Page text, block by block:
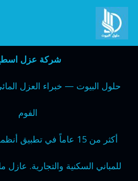
تخطي
المحتوى
شركة عزل
حلول البيوت — خبراء العزل
الفوم
أكثر من 15 عاماً في تطبيق
للمباني السكنية والتجارية.